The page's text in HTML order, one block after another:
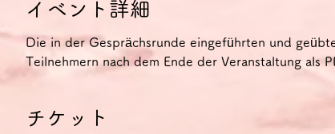
イベント詳細
Die in der Gesprächsrunde eingeführten und
Teilnehmern nach dem Ende der Veranstaltung als
チケット